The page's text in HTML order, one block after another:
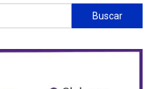
Buscar: